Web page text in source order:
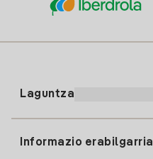
Laguntza
Informazio erabilgarria